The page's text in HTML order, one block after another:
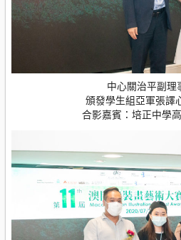
中心關治平副理
頒發學生組亞軍張譯
合影嘉賓：培正中學